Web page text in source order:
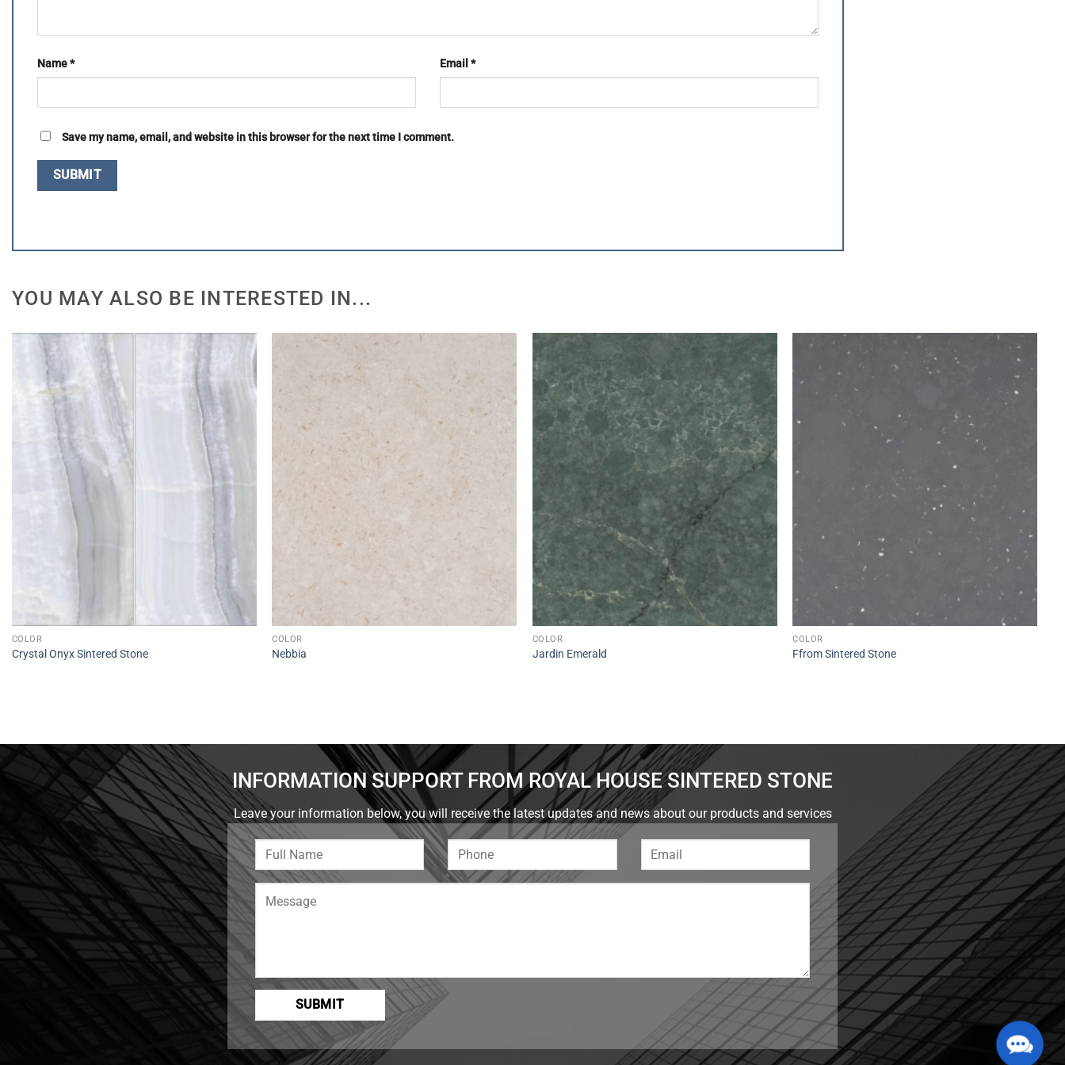
Name* Email *
Save my name, email, and website in this browser for the next time I comment.
YOU MAY ALSO BE INTERESTED IN...
COLOR
Crystal Onyx Sintered Stone
COLOR
Nebbia
COLOR
Jardin Emerald
COLOR
Ffrom Sintered Stone
INFORMATION SUPPORT FROM ROYAL HOUSE SINTERED STONE
Leave your information below, you will receive the latest updates and news about our products and services
Us